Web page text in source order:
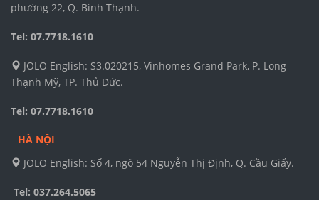
phường 22, Q. Bình Thạnh.
Tel: 07.7718.1610
JOLO English: S3.020215, Vinhomes Grand Park, P. Long
Thạnh Mỹ, TP. Thủ Đức.
Tel: 07.7718.1610
HÀ NỘI
JOLO English: Số 4, ngõ 54 Nguyễn Thị Định, Q. Cầu Giấy.
Tel: 037.264.5065